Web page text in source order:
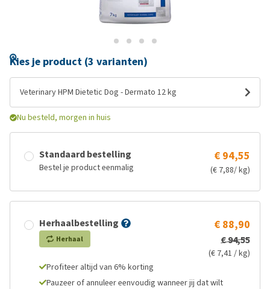
Kies je product (3 varianten)
Veterinary HPM Dietetic Dog - Dermato 12 kg
Nu besteld, morgen in huis
Standaard bestelling
Bestel je product eenmalig
€ 94,55
(€ 7,88/ kg)
Herhaalbestelling
Herhaal
€ 88,90
€ 94,55
(€ 7,41 / kg)
Profiteer altijd van 6% korting
Pauzeer of annuleer eenvoudig wanneer jij dat wilt